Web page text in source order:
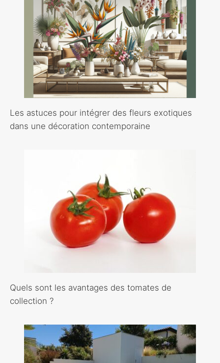
Les astuces pour intégrer des fleurs exotiques
dans une décoration contemporaine
Quels sont les avantages des tomates de
collection ?